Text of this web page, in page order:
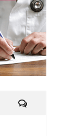
Коментари